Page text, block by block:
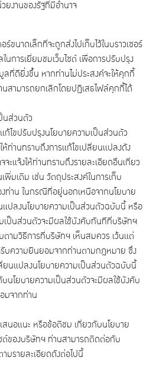
ยงานของรัฐที่มีอำนาจ
นาดเล็กที่จะถูกส่งไปเก็บไว้ในบราวเซอร์
นการเยี่ยมชมเว็บไซต์ เพื่อการปรับปรุง
ลที่ดียิ่งขึ้น หากท่านไม่ประสงค์จะให้คุกกี้
สามารถยกเลิกโดยปฏิเสธไฟล์คุกกี้ได้
นส่วนตัว
ไขปรับปรุงนโยบายความเป็นส่วนตัว
ห้ท่านทราบถึงการแก้ไขเปลี่ยนแปลงดัง
ะแจ้งให้ท่านทราบถึงรายละเอียดอื่นเกี่ยว
มเติม เช่น วัตถุประสงค์ในการเก็บ
ท่าน ในกรณีที่อยู่นอกเหนือจากนโยบาย
ปลงนโยบายความเป็นส่วนตัวฉบับนี้ หรือ
เป็นส่วนตัวจะมีผลใช้บังคับทันทีที่บริษัทฯ
ตามวิธีการที่บริษัทฯ เห็นสมควร เว้นแต่
บความยินยอมจากท่านตามกฎหมาย ซึ่ง
ยนแปลงนโยบายความเป็นส่วนตัวฉบับนี้
บนโยบายความเป็นส่วนตัวจะมีผลใช้บังคับ
มจากท่าน
นอแนะ หรือข้อติชม เกี่ยวกับนโยบาย
ต์ของบริษัทฯ ท่านสามารถติดต่อกับ
มรายละเอียดดังต่อไปนี้